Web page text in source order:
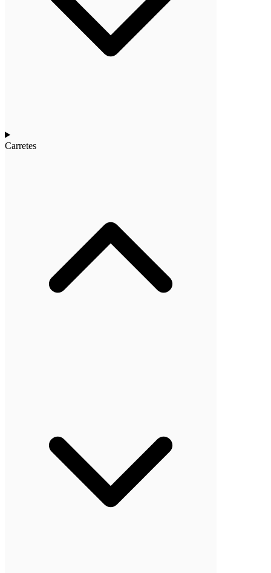
Carretes